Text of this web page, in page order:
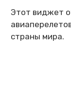
Этот виджет
страны мира.